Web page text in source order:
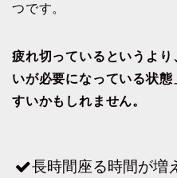
つです。
疲れ切っているというよ
いが必要になっている状
すいかもしれません。
長時間座る時間が増